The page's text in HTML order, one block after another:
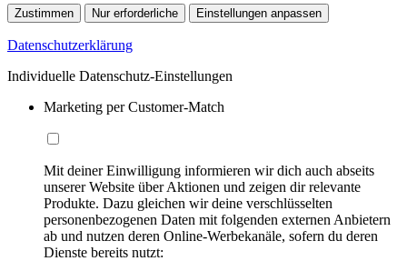
Zustimmen Nur erforderliche Einstellungen anpassen
Datenschutzerklärung
Individuelle Datenschutz-Einstellungen
Marketing per Customer-Match
Mit deiner Einwilligung informieren wir dich auch abseits
unserer Website über Aktionen und zeigen dir relevante
Produkte. Dazu gleichen wir deine verschlüsselten
personenbezogenen Daten mit folgenden externen Anbietern
ab und nutzen deren Online-Werbekanäle, sofern du deren
Dienste bereits nutzt: